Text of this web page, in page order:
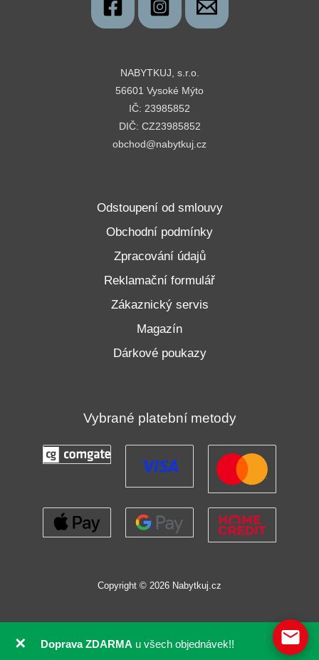
NABYTKUJ, s.r.o.
56601 Vysoké Mýto
IČ: 23985852
DIČ: CZ23985852
obchod@nabytkuj.cz
Odstoupení od smlouvy
Obchodní podmínky
Zpracování údajů
Reklamační formulář
Zákaznický servis
Magazín
Dárkové poukazy
Vybrané platební metody
Copyright © 2026 Nabytkuj.cz
GDPR souhlas se soubory cookie pomocí Real Cookie Banneru
✕ Doprava ZDARMA u všech objednávek!!